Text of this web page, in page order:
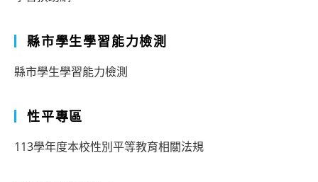
縣市學生學習能力檢測
縣市學生學習能力檢測
性平專區
113學年度本校性別平等教育相關法規